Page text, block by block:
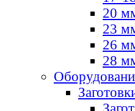
20
23
26
28